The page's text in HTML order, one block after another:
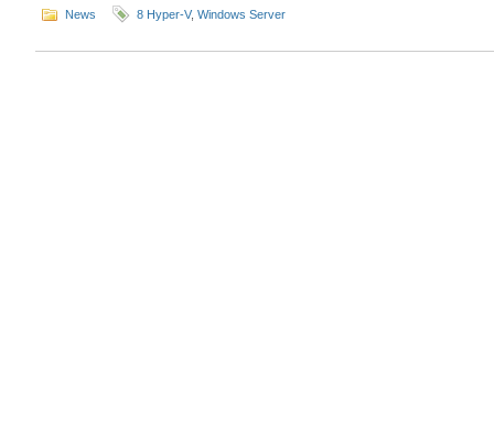
News 8 Hyper-V, Windows Server